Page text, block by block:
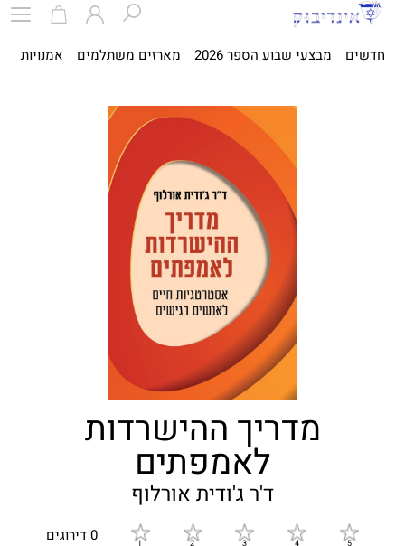
חדשים מבצעי שבוע הספר 2026 מארזים משתלמים אמנויות
מדריך ההישרדות
לאמפתים
ד'ר ג'ודית אורלוף
0 דירוגים